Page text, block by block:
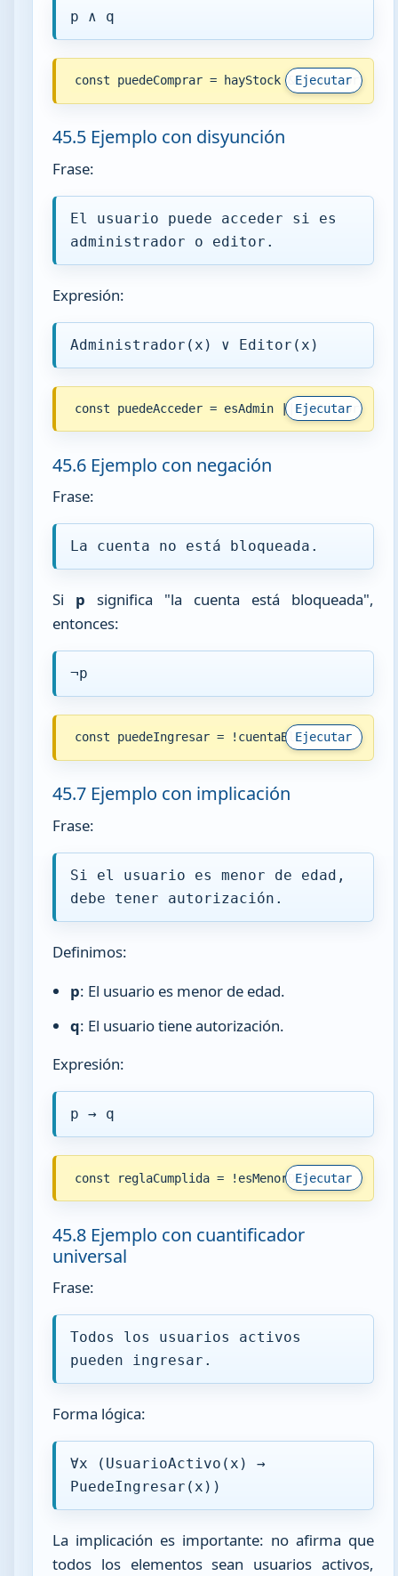
p ∧ q
Ejecutar
const puedeComprar = hayStock &&
45.5 Ejemplo con disyunción
Frase:
El usuario puede acceder si es
administrador o editor.
Expresión:
Administrador(x) ∨ Editor(x)
Ejecutar
const puedeAcceder = esAdmin || esEditor;
45.6 Ejemplo con negación
Frase:
La cuenta no está bloqueada.
Si p significa "la cuenta está bloqueada",
entonces:
¬p
Ejecutar
const puedeIngresar = !cuentaBloqueada;
45.7 Ejemplo con implicación
Frase:
Si el usuario es menor de edad,
debe tener autorización.
Definimos:
p: El usuario es menor de edad.
q: El usuario tiene autorización.
Expresión:
p → q
Ejecutar
const reglaCumplida = !esMenorDeEdad ||
45.8 Ejemplo con cuantificador
universal
Frase:
Todos los usuarios activos
pueden ingresar.
Forma lógica:
∀x (UsuarioActivo(x) →
PuedeIngresar(x))
La implicación es importante: no afirma que
todos los elementos sean usuarios activos,